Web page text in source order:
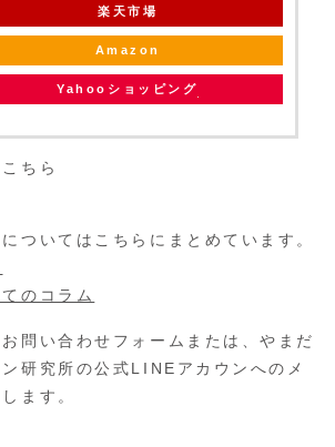
楽天市場
Amazon
Yahooショッピング
ちら
ついてはこちらにまとめています。
のコラム
問い合わせフォームまたは、やまだ
研究所の公式LINEアカウンへのメ
ます。